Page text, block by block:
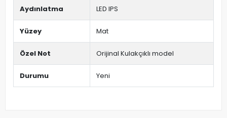
Aydınlatma LED IPS
Yüzey Mat
Özel Not Orijinal Kulakçıklı model
Durumu Yeni